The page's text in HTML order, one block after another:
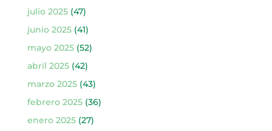
julio 2025(47)
junio 2025(41)
mayo 2025(52)
abril 2025(42)
marzo 2025(43)
febrero 2025(36)
enero 2025(27)